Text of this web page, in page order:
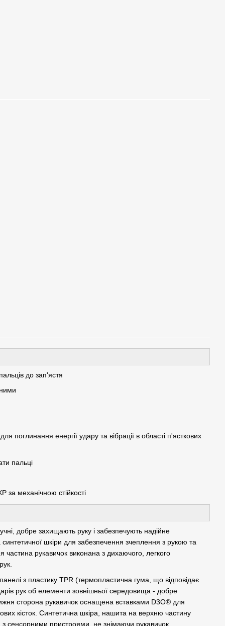
до зап'ястя
поглинання енергії удару та вібрації в області п'ясткових
пальці
за механічною стійкості
добре захищають руку і забезпечують надійне
шкіри для забезпечення зчеплення з рукою та
частина рукавичок виконана з дихаючого, легкого
з пластику TPR (термопластична гума, що відповідає
рук об елементи зовнішньої середовища - добре
сторона рукавичок оснащена вставками D3O® для
кісток. Синтетична шкіра, нашита на верхню частину
з сенсорними пристроями, не знімаючи рукавичок.